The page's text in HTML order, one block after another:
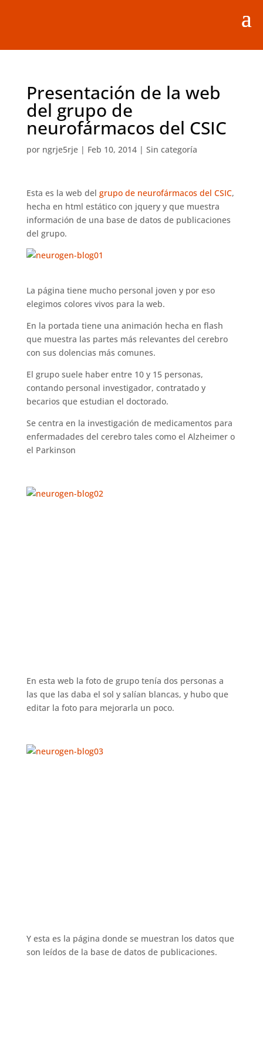
Presentación de la web
del grupo de
neurofármacos del CSIC
por ngrje5rje| Feb 10, 2014| Sin categoría
Esta es la web del grupo de neurofármacos del CSIC,
hecha en html estático con jquery y que muestra
información de una base de datos de publicaciones
del grupo.
La página tiene mucho personal joven y por eso
elegimos colores vivos para la web.
En la portada tiene una animación hecha en flash
que muestra las partes más relevantes del cerebro
con sus dolencias más comunes.
El grupo suele haber entre 10 y 15 personas,
contando personal investigador, contratado y
becarios que estudian el doctorado.
Se centra en la investigación de medicamentos para
enfermadades del cerebro tales como el Alzheimer o
el Parkinson
En esta web la foto de grupo tenía dos personas a
las que las daba el sol y salían blancas, y hubo que
editar la foto para mejorarla un poco.
Y esta es la página donde se muestran los datos que
son leídos de la base de datos de publicaciones.